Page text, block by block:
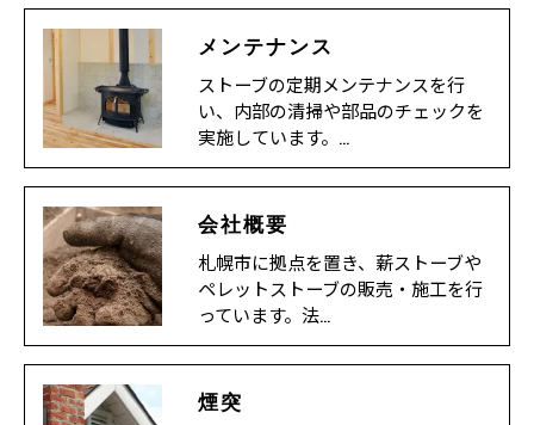
メンテナンス
ストーブの定期メンテナンスを行
い、内部の清掃や部品のチェックを
実施しています。…
会社概要
札幌市に拠点を置き、薪ストーブや
ペレットストーブの販売・施工を行
っています。法…
煙突